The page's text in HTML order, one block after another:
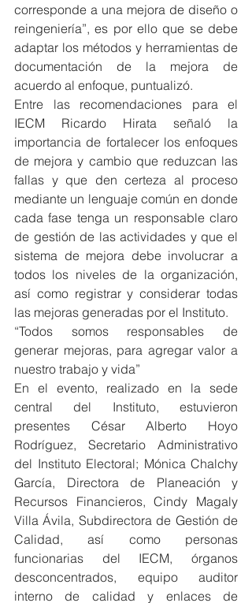
corresponde a una mejora de diseño o
reingeniería”, es por ello que se debe
adaptar los métodos y herramientas de
documentación de la mejora de
acuerdo al enfoque, puntualizó.
Entre las recomendaciones para el
IECM Ricardo Hirata señaló la
importancia de fortalecer los enfoques
de mejora y cambio que reduzcan las
fallas y que den certeza al proceso
mediante un lenguaje común en donde
cada fase tenga un responsable claro
de gestión de las actividades y que el
sistema de mejora debe involucrar a
todos los niveles de la organización,
así como registrar y considerar todas
las mejoras generadas por el Instituto.
“Todos somos responsables de
generar mejoras, para agregar valor a
nuestro trabajo y vida”
En el evento, realizado en la sede
central del Instituto, estuvieron
presentes César Alberto Hoyo
Rodríguez, Secretario Administrativo
del Instituto Electoral; Mónica Chalchy
García, Directora de Planeación y
Recursos Financieros, Cindy Magaly
Villa Ávila, Subdirectora de Gestión de
Calidad, así como personas
funcionarias del IECM, órganos
desconcentrados, equipo auditor
interno de calidad y enlaces de